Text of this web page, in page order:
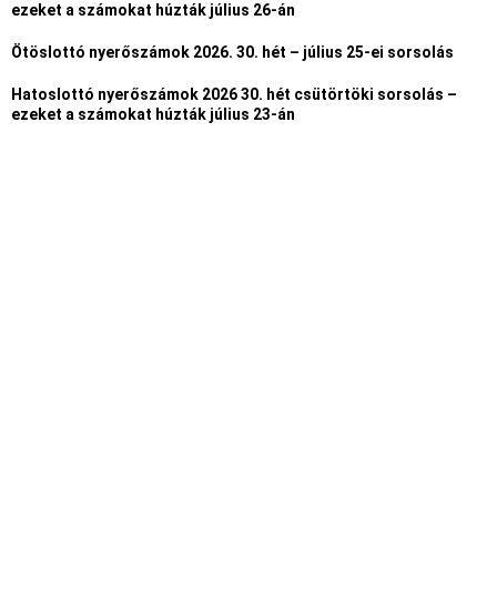
ezeket a számokat húzták július 26-án
Ötöslottó nyerőszámok 2026. 30. hét – július 25-ei sorsolás
Hatoslottó nyerőszámok 2026 30. hét csütörtöki sorsolás –
ezeket a számokat húzták július 23-án